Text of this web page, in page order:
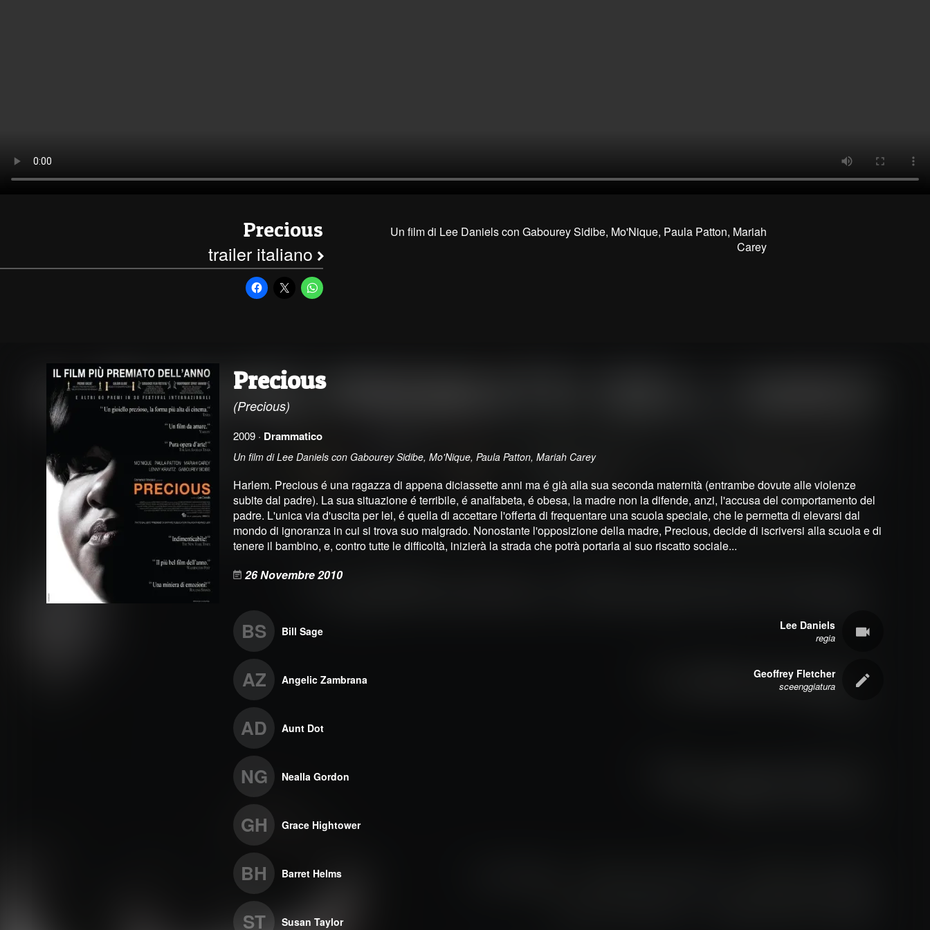
Precious
trailer italiano
Un film di Lee Daniels con Gabourey Sidibe, Mo'Nique, Paula Patton, Mariah
Carey
Precious
(Precious)
2009 · Drammatico
Un film di Lee Daniels con Gabourey Sidibe, Mo'Nique, Paula Patton, Mariah Carey
Harlem. Precious é una ragazza di appena diciassette anni ma é già alla sua seconda maternità (entrambe dovute alle violenze
subite dal padre). La sua situazione é terribile, é analfabeta, é obesa, la madre non la difende, anzi, l'accusa del comportamento del
padre. L'unica via d'uscita per lei, é quella di accettare l'offerta di frequentare una scuola speciale, che le permetta di elevarsi dal
mondo di ignoranza in cui si trova suo malgrado. Nonostante l'opposizione della madre, Precious, decide di iscriversi alla scuola e di
tenere il bambino, e, contro tutte le difficoltà, inizierà la strada che potrà portarla al suo riscatto sociale...
26 Novembre 2010
BS Bill Sage
AZ Angelic Zambrana
AD Aunt Dot
NG Nealla Gordon
GH Grace Hightower
BH Barret Helms
ST Susan Taylor
Lee Daniels
regia
Geoffrey Fletcher
sceenggiatura